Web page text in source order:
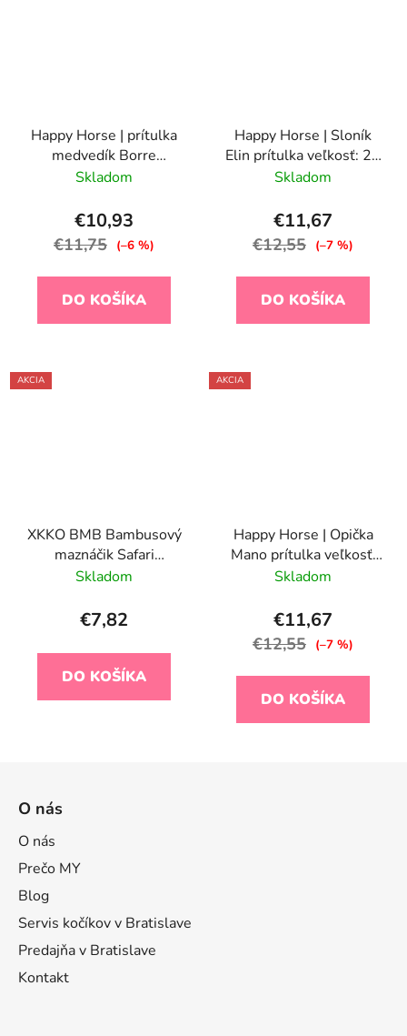
Happy Horse | prítulka
medvedík Borre
veľkosť: 28 cm
Skladom
€10,93
€11,75 (–6 %)
DO KOŠÍKA
Happy Horse | Sloník
Elin prítulka veľkosť: 26
cm
Skladom
€11,67
€12,55 (–7 %)
DO KOŠÍKA
AKCIA
XKKO BMB Bambusový
maznáčik Safari
W/Lavender Aura
Skladom
€7,82
DO KOŠÍKA
AKCIA
Happy Horse | Opička
Mano prítulka veľkosť:
26 cm
Skladom
€11,67
€12,55 (–7 %)
DO KOŠÍKA
O nás
O nás
Prečo MY
Blog
Servis kočíkov v Bratislave
Predajňa v Bratislave
Kontakt